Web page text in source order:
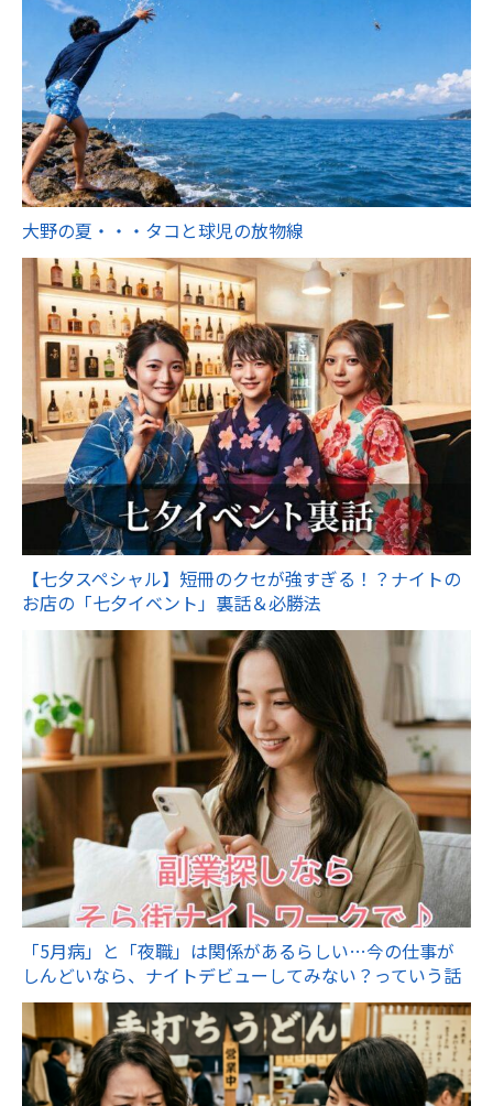
大野の夏・・・タコと球児の放物線
【七夕スペシャル】短冊のクセが強すぎる！？ナイトの
お店の「七夕イベント」裏話＆必勝法
「5月病」と「夜職」は関係があるらしい…今の仕事が
しんどいなら、ナイトデビューしてみない？っていう話